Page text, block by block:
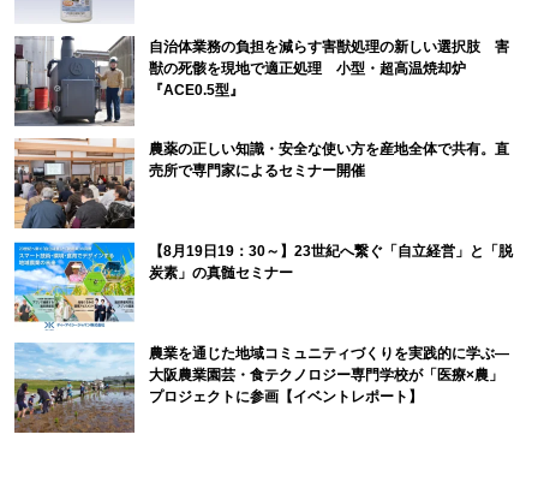
自治体業務の負担を減らす害獣処理の新しい選択肢 害
獣の死骸を現地で適正処理 小型・超高温焼却炉
『ACE0.5型』
農薬の正しい知識・安全な使い方を産地全体で共有。直
売所で専門家によるセミナー開催
【8月19日19：30～】23世紀へ繋ぐ「自立経営」と「脱
炭素」の真髄セミナー
農業を通じた地域コミュニティづくりを実践的に学ぶ―
大阪農業園芸・食テクノロジー専門学校が「医療×農」
プロジェクトに参画【イベントレポート】